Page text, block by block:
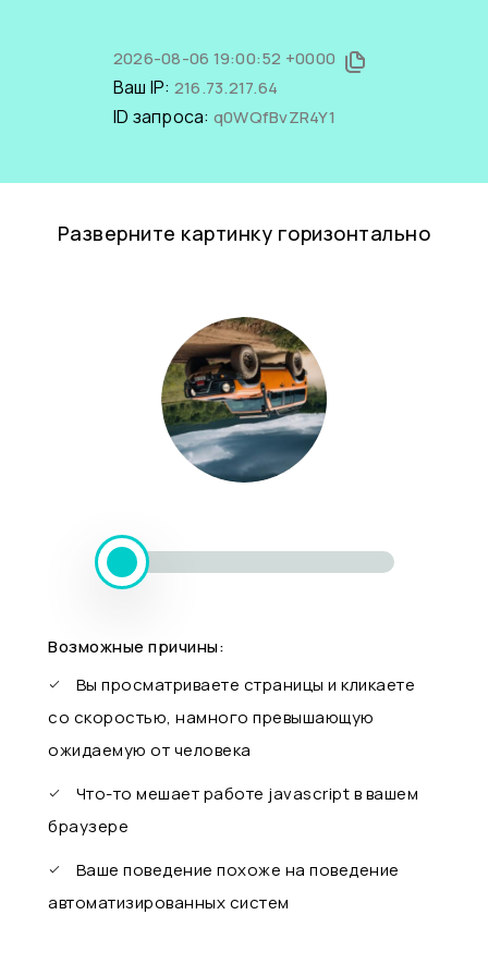
2026-08-06 19:00:52 +0000
Ваш IP: 216.73.217.64
ID запроса: q0WQfBvZR4Y1
Разверните картинку горизонтально
Возможные причины:
Вы просматриваете страницы и кликаете
со скоростью, намного превышающую
ожидаемую от человека
Что-то мешает работе javascript в вашем
браузере
Ваше поведение похоже на поведение
автоматизированных систем